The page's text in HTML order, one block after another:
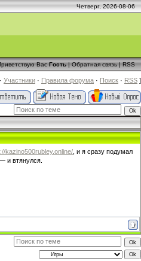
Четверг, 2026-08-06
Вас Гость|Обратная связь|RSS
· Участники · Правила форума · Поиск · RSS ]
kazino500rubley.online/ , и я сразу подумал
и втянулся.